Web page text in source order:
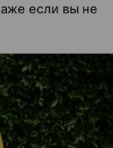
если вы не